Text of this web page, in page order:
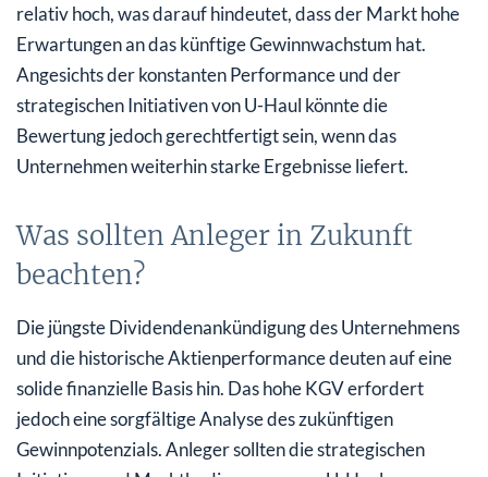
relativ hoch, was darauf hindeutet, dass der Markt hohe
Erwartungen an das künftige Gewinnwachstum hat.
Angesichts der konstanten Performance und der
strategischen Initiativen von U-Haul könnte die
Bewertung jedoch gerechtfertigt sein, wenn das
Unternehmen weiterhin starke Ergebnisse liefert.
Was sollten Anleger in Zukunft
beachten?
Die jüngste Dividendenankündigung des Unternehmens
und die historische Aktienperformance deuten auf eine
solide finanzielle Basis hin. Das hohe KGV erfordert
jedoch eine sorgfältige Analyse des zukünftigen
Gewinnpotenzials. Anleger sollten die strategischen